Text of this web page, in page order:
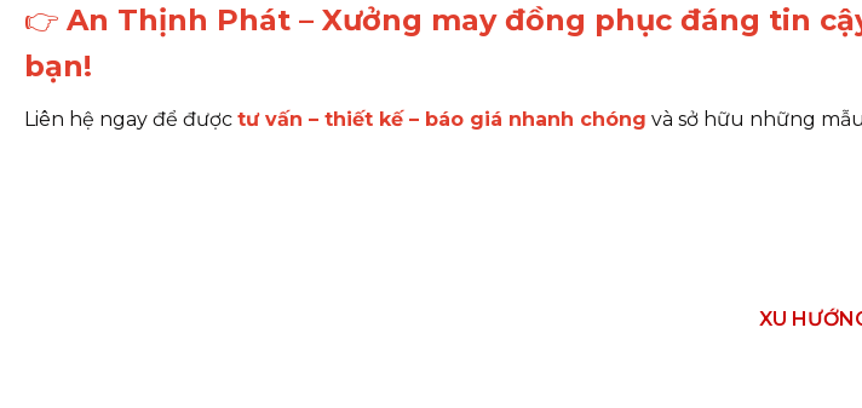
👉 An Thịnh Phát – Xưởng may đồng phục đáng tin
bạn!
Liên hệ ngay để được tư vấn – thiết kế – báo giá nhanh chóng và sở hữu những
XU